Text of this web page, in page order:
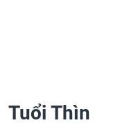
Tuổi Thìn